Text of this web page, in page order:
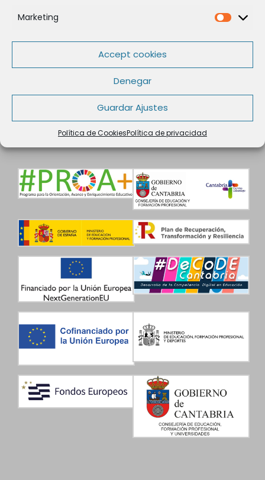
Marketing
Accept cookies
Denegar
Guardar Ajustes
Política de CookiesPolítica de privacidad
Legal
Condiciones de contratación
Datos de Contacto